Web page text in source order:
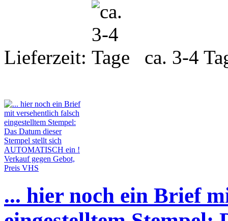
Lieferzeit: ca. 3-4
... hier noch ein Brief